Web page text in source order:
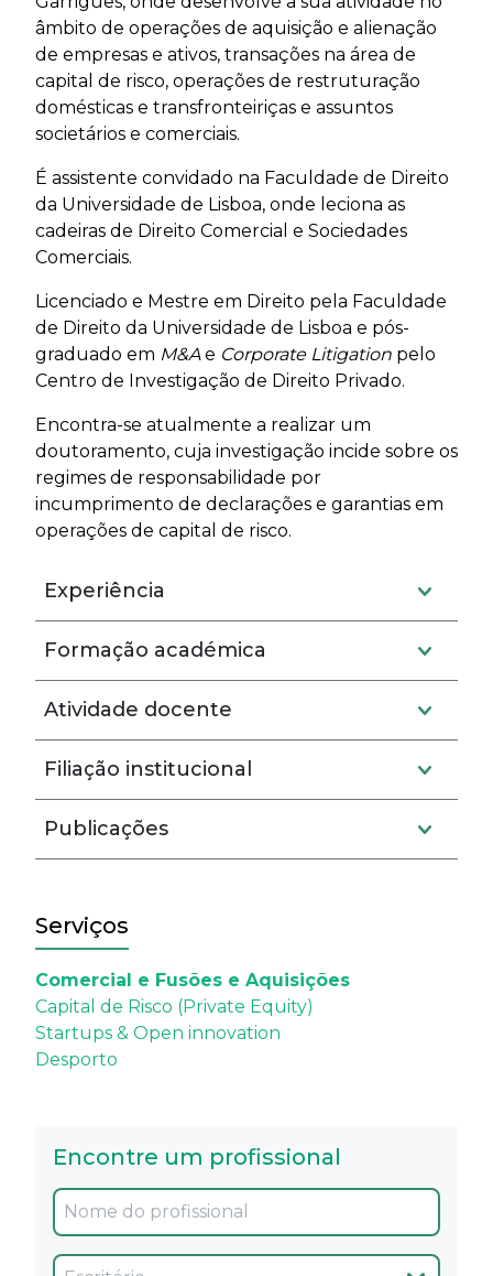
âmbito de operações de aquisição e alienação
de empresas e ativos, transações na área de
capital de risco, operações de restruturação
domésticas e transfronteiriças e assuntos
societários e comerciais.
É assistente convidado na Faculdade de Direito
da Universidade de Lisboa, onde leciona as
cadeiras de Direito Comercial e Sociedades
Comerciais.
Licenciado e Mestre em Direito pela Faculdade
de Direito da Universidade de Lisboa e pós-
graduado em M&Ae Corporate Litigation pelo
Centro de Investigação de Direito Privado.
Encontra-se atualmente a realizar um
doutoramento, cuja investigação incide sobre os
regimes de responsabilidade por
incumprimento de declarações e garantias em
operações de capital de risco.
Experiência
Formação académica
Atividade docente
Filiação institucional
Publicações
Serviços
Comercial e Fusões e Aquisições
Capital de Risco (Private Equity)
Startups & Open innovation
Desporto
Encontre um profissional
Oficina